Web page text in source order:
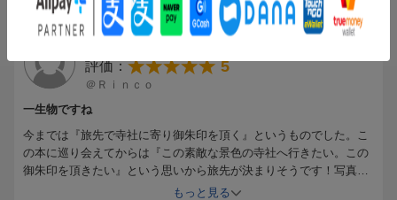
●北陸・東海
高岡大仏 （富山）／ 石浦神社 （石川）／ 白山平泉寺 （福井）／
見興玉神社 （三重） ほか
●近畿
（兵庫）／ 吉水神社 （奈良）／ 熊野那智大社 （和歌山） ほか
が次のレビューを参考になったと評価しています
評価： 5
＠Ｒｉｎｃｏ
一生物ですね
今までは『旅先で寺社に寄り御朱印を頂く』というものでした。こ
の本に巡り会えてからは『この素敵な景色の寺社へ行きたい。この
御朱印を頂きたい』という思いから旅先が決まりそうです！写真集
のようで見てるだけでも楽しめます。
もっと見る